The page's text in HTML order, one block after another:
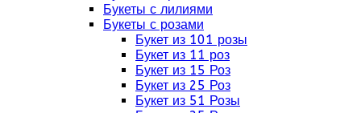
Букеты с лилиями
Букеты с розами
Букет из 101 розы
Букет из 11 роз
Букет из 15 Роз
Букет из 25 Роз
Букет из 51 Розы